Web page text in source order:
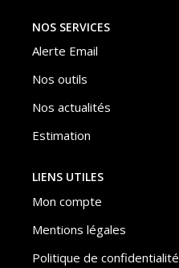
NOS SERVICES
Alerte Email
Nos outils
Nos actualités
Estimation
LIENS UTILES
Mon compte
Mentions légales
Politique de confidentialité